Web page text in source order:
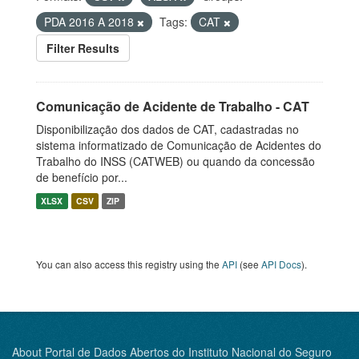
PDA 2016 A 2018
Tags:
CAT
Filter Results
Comunicação de Acidente de Trabalho - CAT
Disponibilização dos dados de CAT, cadastradas no
sistema informatizado de Comunicação de Acidentes do
Trabalho do INSS (CATWEB) ou quando da concessão
de benefício por...
XLSX CSV ZIP
You can also access this registry using the API (see API Docs).
About Portal de Dados Abertos do Instituto Nacional do Seguro